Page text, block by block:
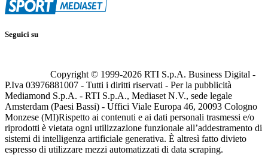
Seguici su
Copyright © 1999-2026 RTI S.p.A. Business Digital -
P.Iva 03976881007 - Tutti i diritti riservati - Per la pubblicità
Mediamond S.p.A. - RTI S.p.A., Mediaset N.V., sede legale
Amsterdam (Paesi Bassi) - Uffici Viale Europa 46, 20093 Cologno
Monzese (MI)Rispetto ai contenuti e ai dati personali trasmessi e/o
riprodotti è vietata ogni utilizzazione funzionale all’addestramento di
sistemi di intelligenza artificiale generativa. È altresì fatto divieto
espresso di utilizzare mezzi automatizzati di data scraping.